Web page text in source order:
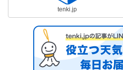
tenki.jp